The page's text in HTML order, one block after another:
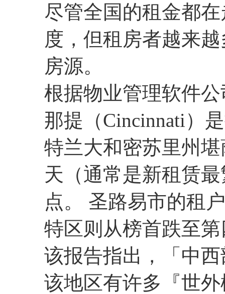
尽管全国的租金都
度，但租房者越来
房源。
根据物业管理软件
那提（Cincinnati）
特兰大和密苏里州
天（通常是新租赁
点。 圣路易市的租
特区则从榜首跌至
该报告指出，「中
该地区有许多『世